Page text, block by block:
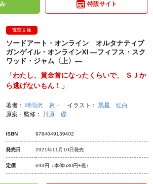
特設サイト
電撃文庫
ソードアート・オンライン オルタナティブ
ガンゲイル・オンラインXI ―フィフス・スク
ワッド・ジャム〈上〉―
「わたし、賞金首になったくらいで、 ＳＪか
ら逃げないもん！」
著者： 時雨沢 恵一 イラスト： 黒星 紅白
原案・監修：
川原 礫
ISBN 9784049139402
発売日 2021年11月10日発売
定価 693円 （本体630円+税）